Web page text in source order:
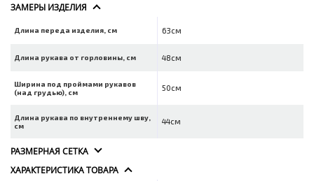
ЗАМЕРЫ ИЗДЕЛИЯ
Длина переда изделия, см 63см
Длина рукава от горловины, см 48см
Ширина под проймами рукавов
(над грудью), см
50см
Длина рукава по внутреннему шву,
см
44см
РАЗМЕРНАЯ СЕТКА
ХАРАКТЕРИСТИКА ТОВАРА